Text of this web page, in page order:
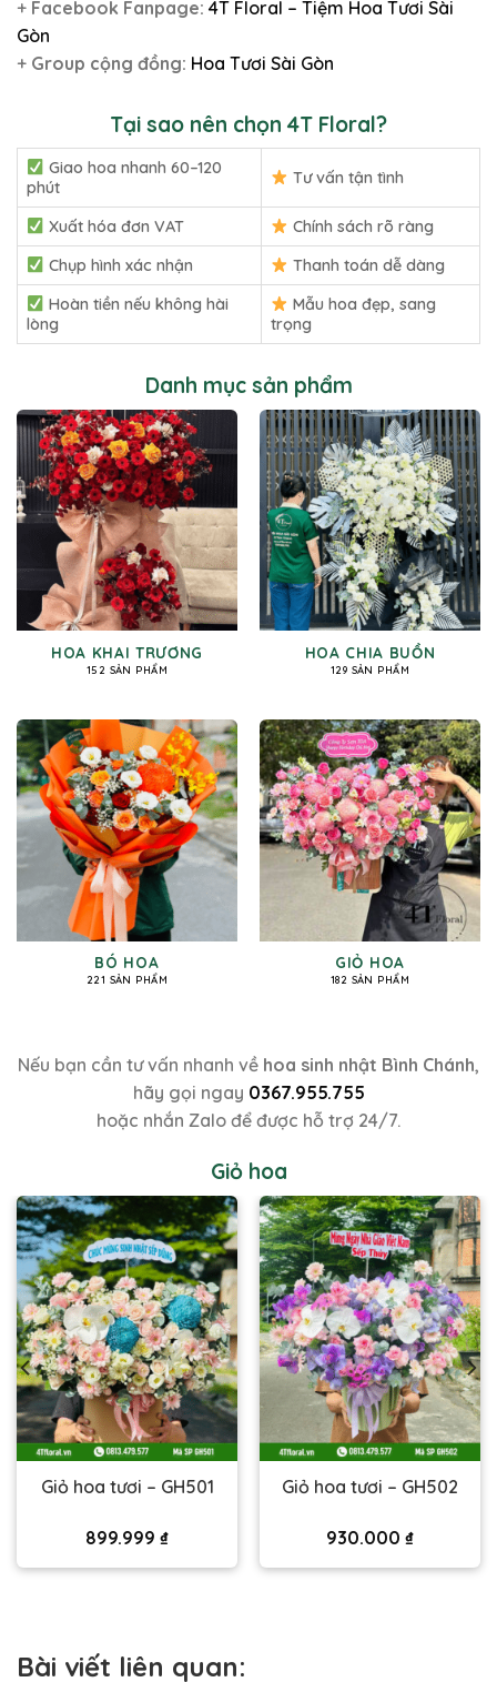
+ Facebook Fanpage: 4T Floral – Tiệm Hoa Tươi Sài
Gòn
+ Group cộng đồng: Hoa Tươi Sài Gòn
Tại sao nên chọn 4T Floral?
Giao hoa nhanh 60–120
phút
Tư vấn tận tình
Xuất hóa đơn VAT
Chính sách rõ ràng
Chụp hình xác nhận
Thanh toán dễ dàng
Hoàn tiền nếu không hài
lòng
Mẫu hoa đẹp, sang
trọng
Danh mục sản phẩm
HOA KHAI TRƯƠNG
152 SẢN PHẨM
HOA CHIA BUỒN
129 SẢN PHẨM
BÓ HOA
221 SẢN PHẨM
GIỎ HOA
182 SẢN PHẨM
Nếu bạn cần tư vấn nhanh về hoa sinh nhật Bình Chánh,
hãy gọi ngay 0367.955.755
hoặc nhắn Zalo để được hỗ trợ 24/7.
Giỏ hoa
Giỏ hoa tươi – GH501
899.999 ₫
Giỏ hoa tươi – GH502
930.000 ₫
Bài viết liên quan: